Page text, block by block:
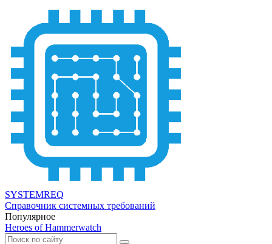
SYSTEMREQ
Справочник системных требований
Популярное
Heroes of Hammerwatch